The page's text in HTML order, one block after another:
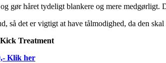
gør håret tydeligt blankere og mere
så det er vigtigt at have tålmodighed, da den
Treatment
Klik her